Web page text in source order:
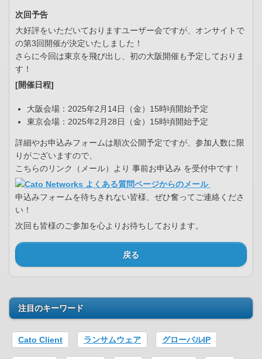
次回予告
大好評をいただいておりますユーザー会ですが、オンサイトで
の第3回開催が決定いたしました！
さらに今回は東京を飛び出し、初の大阪開催も予定しておりま
す！
[開催日程]
大阪会場：2025年2月14日（金）15時頃開始予定
東京会場：2025年2月28日（金）15時頃開始予定
詳細やお申込みフォームは順次公開予定ですが、参加人数に限
りがございますので、
こちらのリンク（メール）より 事前お申込み を受付中です！
申込みフォームを待ちきれない皆様、ぜひ奮ってご連絡くださ
い！
次回も皆様のご参加を心よりお待ちしております。
戻る
注目のキーワード
Cato Client ランサムウェア グローバルIP